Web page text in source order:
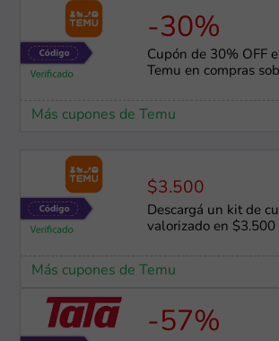
-30%
Cupón de 30% OFF
Temu en compras
Más cupones de Temu
$3.500
Descargá un kit de
valorizado en $3.500
Más cupones de Temu
-57%